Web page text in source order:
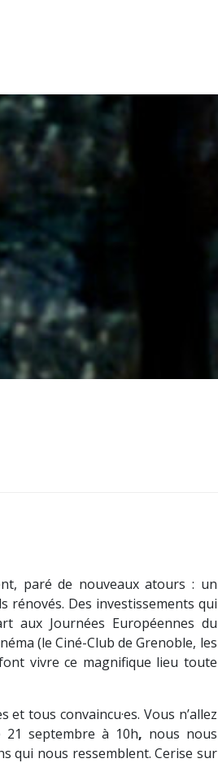
paré de nouveaux atours : un
Des investissements qui
aux Journées Européennes du
(le Ciné-Club de Grenoble, les
vivre ce magnifique lieu toute
tous convaincu·es. Vous n’allez
21 septembre à 10h, nous nous
qui nous ressemblent. Cerise sur